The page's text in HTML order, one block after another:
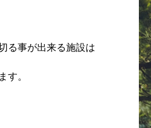
る事が出来る施設は
す。